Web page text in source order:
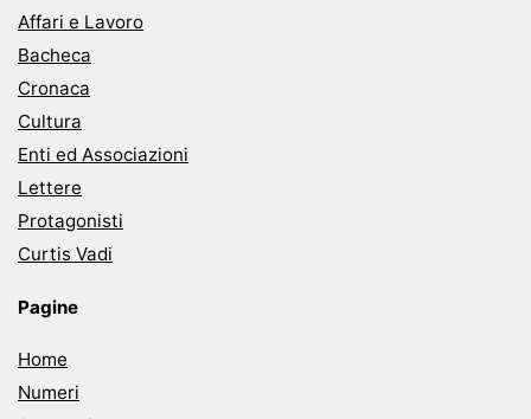
Affari e Lavoro
Bacheca
Cronaca
Cultura
Enti ed Associazioni
Lettere
Protagonisti
Curtis Vadi
Pagine
Home
Numeri